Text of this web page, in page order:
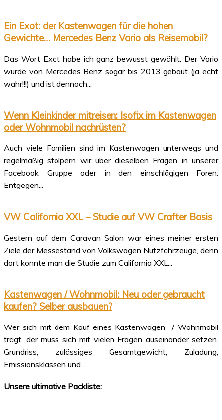
Ein Exot: der Kastenwagen für die hohen
Gewichte… Mercedes Benz Vario als Reisemobil?
Das Wort Exot habe ich ganz bewusst gewählt. Der Vario
wurde von Mercedes Benz sogar bis 2013 gebaut (ja echt
wahr!!!) und ist dennoch...
Wenn Kleinkinder mitreisen: Isofix im Kastenwagen
oder Wohnmobil nachrüsten?
Auch viele Familien sind im Kastenwagen unterwegs und
regelmäßig stolpern wir über dieselben Fragen in unserer
Facebook Gruppe oder in den einschlägigen Foren.
Entgegen...
VW California XXL – Studie auf VW Crafter Basis
Gestern auf dem Caravan Salon war eines meiner ersten
Ziele der Messestand von Volkswagen Nutzfahrzeuge, denn
dort konnte man die Studie zum California XXL...
Kastenwagen / Wohnmobil: Neu oder gebraucht
kaufen? Selber ausbauen?
Wer sich mit dem Kauf eines Kastenwagen / Wohnmobil
trägt, der muss sich mit vielen Fragen auseinander setzen.
Grundriss, zulässiges Gesamtgewicht, Zuladung,
Emissionsklassen und...
Unsere ultimative Packliste: